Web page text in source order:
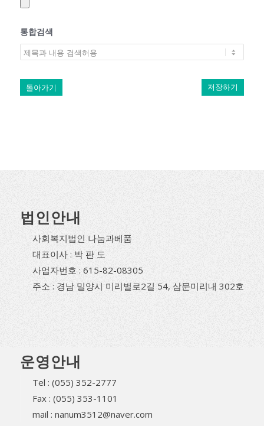
통합검색
돌아가기 저장하기
법인안내
사회복지법인 나눔과베품
대표이사 : 박 판 도
사업자번호 : 615-82-08305
주소 : 경남 밀양시 미리벌로2길 54, 삼문미리내 302호
운영안내
Tel : (055) 352-2777
Fax : (055) 353-1101
mail : nanum3512@naver.com